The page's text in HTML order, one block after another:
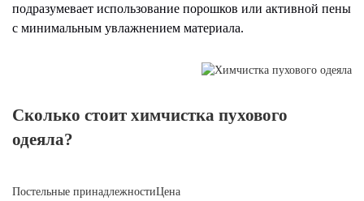
подразумевает использование порошков или активной пены
с минимальным увлажнением материала.
Сколько стоит химчистка пухового
одеяла?
Постельные принадлежностиЦена